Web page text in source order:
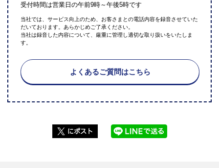
受付時間は営業日の午前9時～午後5時です
当社では、サービス向上のため、お客さまとの電話内容を録音させていた
だいております。あらかじめご了承ください。
当社は録音した内容について、厳重に管理し適切な取り扱いをいたしま
す。
よくあるご質問はこちら